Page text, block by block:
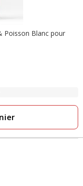
Poisson Blanc pour